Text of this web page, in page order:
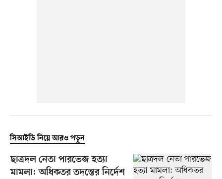
সিআইডি নিয়ে আরও পড়ুন
ছাত্রদল নেতা পারভেজ হত্যা
মামলা: অধিকতর তদন্তের নির্দেশ